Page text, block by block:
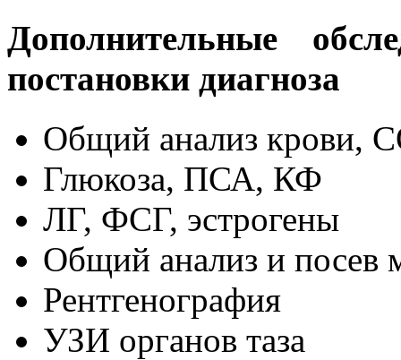
Дополнительные
постановки диагноза
Общий анализ крови,
Глюкоза, ПСА, КФ
ЛГ, ФСГ, эстрогены
Общий анализ и посев
Рентгенография
УЗИ органов таза